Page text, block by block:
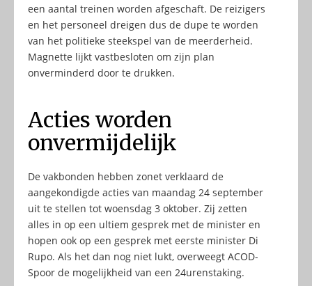
een aantal treinen worden afgeschaft. De reizigers
en het personeel dreigen dus de dupe te worden
van het politieke steekspel van de meerderheid.
Magnette lijkt vastbesloten om zijn plan
onverminderd door te drukken.
Acties worden
onvermijdelijk
De vakbonden hebben zonet verklaard de
aangekondigde acties van maandag 24 september
uit te stellen tot woensdag 3 oktober. Zij zetten
alles in op een ultiem gesprek met de minister en
hopen ook op een gesprek met eerste minister Di
Rupo. Als het dan nog niet lukt, overweegt ACOD-
Spoor de mogelijkheid van een 24urenstaking.